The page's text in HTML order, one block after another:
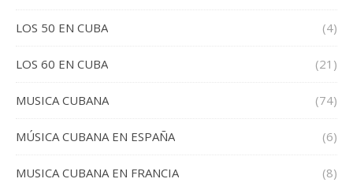
LOS 50 EN CUBA (4)
LOS 60 EN CUBA (21)
MUSICA CUBANA (74)
MÚSICA CUBANA EN ESPAÑA (6)
MUSICA CUBANA EN FRANCIA (8)